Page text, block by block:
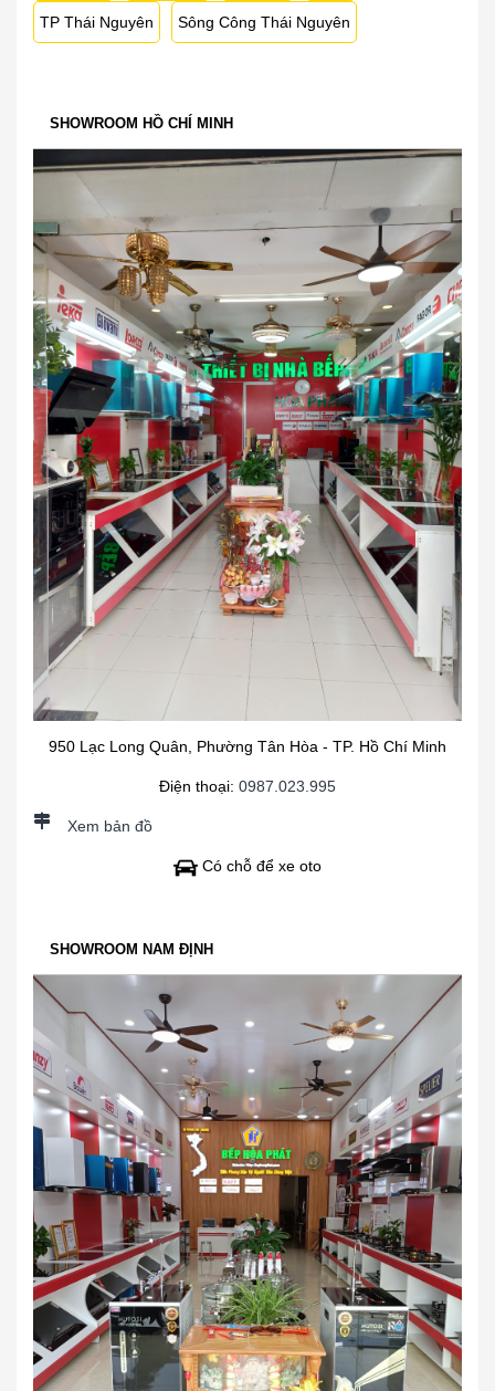
TP Thái Nguyên Sông Công Thái Nguyên
SHOWROOM HỒ CHÍ MINH
950 Lạc Long Quân, Phường Tân Hòa - TP. Hồ Chí Minh
Điện thoại: 0987.023.995
Xem bản đồ
Có chỗ để xe oto
SHOWROOM NAM ĐỊNH